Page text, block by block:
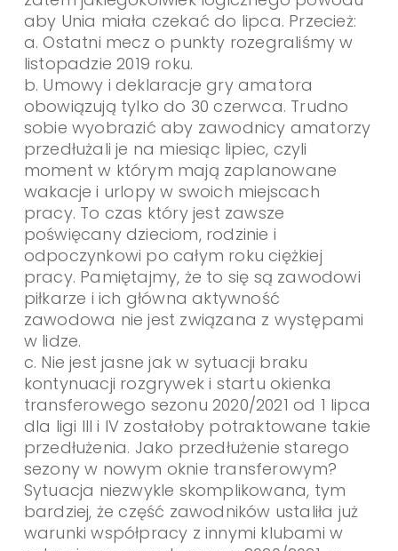
aby Unia miała czekać do lipca. Przecież:
a. Ostatni mecz o punkty rozegraliśmy w
listopadzie 2019 roku.
b. Umowy i deklaracje gry amatora
obowiązują tylko do 30 czerwca. Trudno
sobie wyobrazić aby zawodnicy amatorzy
przedłużali je na miesiąc lipiec, czyli
moment w którym mają zaplanowane
wakacje i urlopy w swoich miejscach
pracy. To czas który jest zawsze
poświęcany dzieciom, rodzinie i
odpoczynkowi po całym roku ciężkiej
pracy. Pamiętajmy, że to się są zawodowi
piłkarze i ich główna aktywność
zawodowa nie jest związana z występami
w lidze.
c. Nie jest jasne jak w sytuacji braku
kontynuacji rozgrywek i startu okienka
transferowego sezonu 2020/2021 od 1 lipca
dla ligi III i IV zostałoby potraktowane takie
przedłużenia. Jako przedłużenie starego
sezony w nowym oknie transferowym?
Sytuacja niezwykle skomplikowana, tym
bardziej, że część zawodników ustaliła już
warunki współpracy z innymi klubami w